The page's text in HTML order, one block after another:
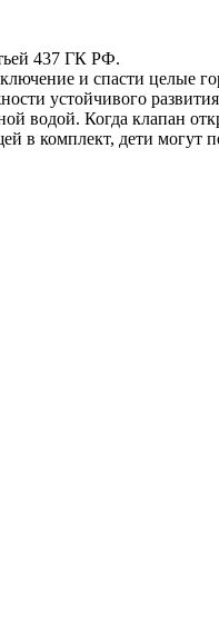
437 ГК РФ.
и спасти целые
устойчивого
водой. Когда клапан
в комплект, дети могут